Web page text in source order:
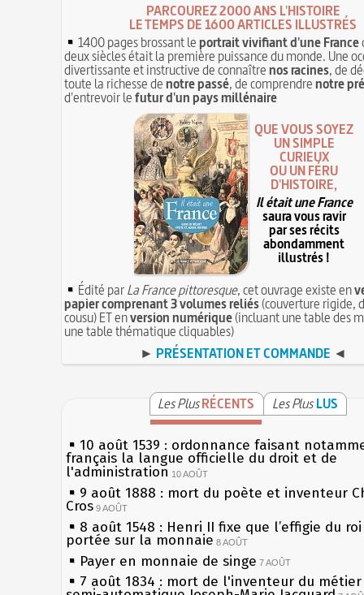
PARCOUREZ 2000 ANS L'HISTOIRE
LE TEMPS DE 1600 ARTICLES ILLUSTRÉS
1400 pages brossant leportrait vivifiant d'une France
deux siècles était la première puissance du monde. Une
divertissante et instructive de connaîtrenos racines, de
toute la richesse denotre passé, de comprendrenotre
d'entrevoir lefutur d'un pays millénaire
QUE VOUS SOYEZ
UN SIMPLE
CURIEUX
OU UN FÉRU
D'HISTOIRE,
Il était une France
saura vous ravir
par ses récits
abondamment
illustrés !
Édité parLa France pittoresque, cet ouvrage existe en
papier comprenant 3 volumes reliés(couverture rigide,
cousu) ET enversion numérique(incluant une table des
une table thématique cliquables)
► PRÉSENTATION ET COMMANDE ◄
Les PlusRÉCENTS Les Plus LUS
10 août 1539 : ordonnance faisant
français la langue officielle du droit et de
l'administration 10 AOÛT
9 août 1888 : mort du poète et inventeur
Cros 9 AOÛT
8 août 1548 : Henri II fixe que l’effigie du
portée sur la monnaie 8 AOÛT
Payer en monnaie de singe 7 AOÛT
7 août 1834 : mort de l'inventeur du